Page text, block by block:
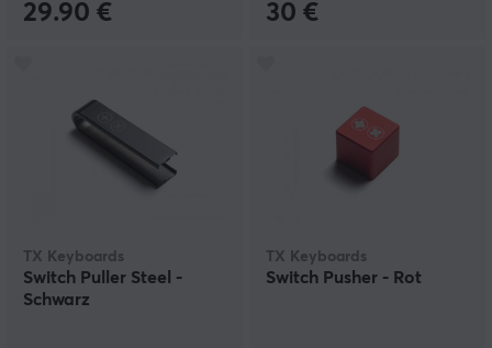
29.90 € 30 €
TX Keyboards
Switch Puller Steel -
Schwarz
TX Keyboards
Switch Pusher - Rot